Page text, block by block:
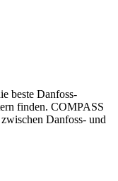
beste Danfoss-
finden. COMPASS
Danfoss- und